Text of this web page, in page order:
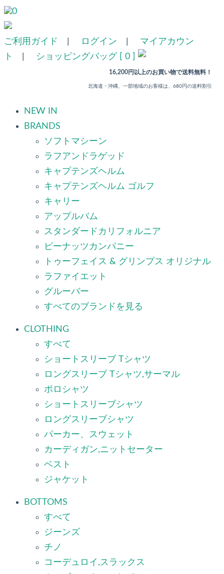
0
ご利用ガイド ログイン
マイアカウン
ト
ショッピングバッグ [ 0 ]
16,200円以上のお買い物で送料無料！
北海道・沖縄、一部地域のお客様は、680円の送料割引
NEW IN
BRANDS
ソフトマシーン
ラフアンドラゲッド
キャプテンズヘルム
キャプテンズヘルム ゴルフ
キャリー
アップルバム
スタンダードカリフォルニア
ピーナッツカンパニー
トゥーフェイス & グリンプス オリジナル
ラファイエット
グルーバー
すべてのブランドを見る
CLOTHING
すべて
ショートスリーブ Tシャツ
ロングスリーブ Tシャツ,サーマル
ポロシャツ
ショートスリーブシャツ
ロングスリーブシャツ
パーカー、スウェット
カーディガン,ニットセーター
ベスト
ジャケット
BOTTOMS
すべて
ジーンズ
チノ
コーデュロイ,スラックス